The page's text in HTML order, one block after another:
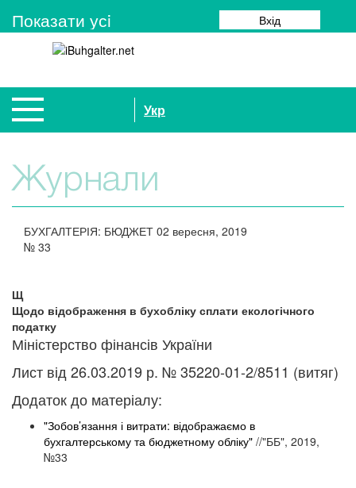
Показати усi Вхід
Укр
Журнали
БУХГАЛТЕРІЯ: БЮДЖЕТ 02 вересня, 2019
№ 33
Щ
Щодо відображення в бухобліку сплати екологічного
податку
Міністерство фінансів України
Лист від 26.03.2019 р. № 35220-01-2/8511 (витяг)
Додаток до матеріалу:
"Зобов’язання і витрати: відображаємо в
бухгалтерському та бюджетному обліку" //"ББ", 2019,
№33